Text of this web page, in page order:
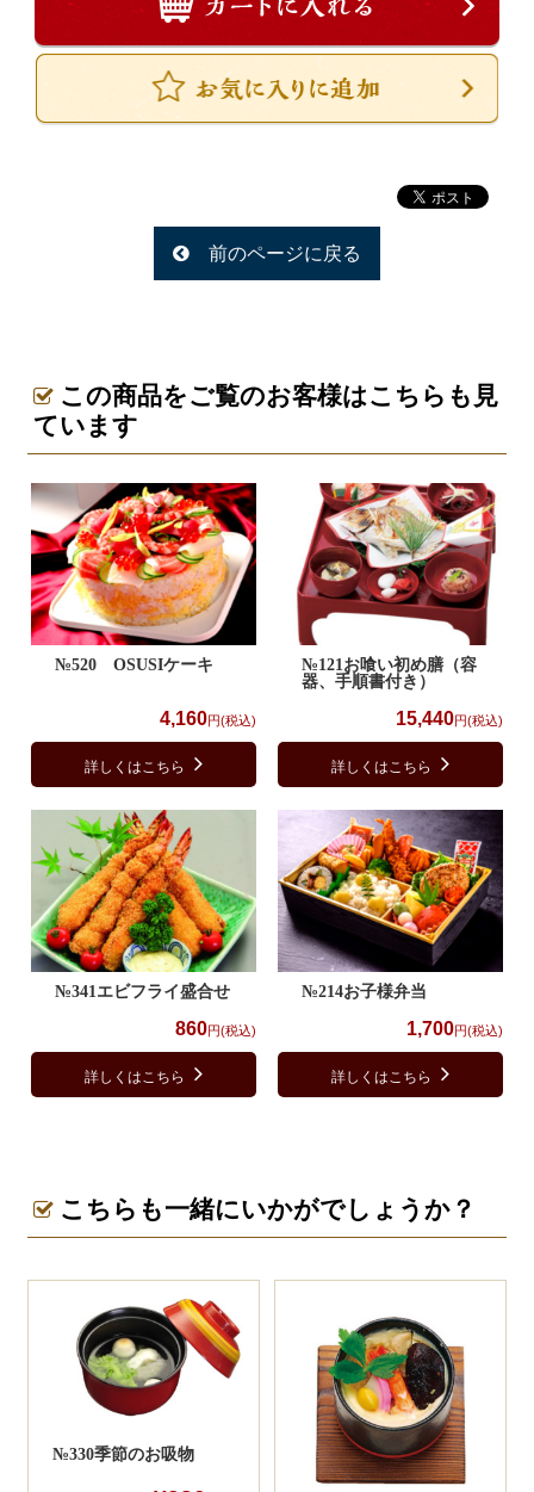
ランキング
スタッフブログ
特定商取引法に基づく表記
前のページに戻る
この商品をご覧のお客様はこちらも見
ています
№520 OSUSIケーキ
4,160円(税込)
詳しくはこちら
№121お喰い初め膳（容
器、手順書付き）
15,440円(税込)
詳しくはこちら
№341エビフライ盛合せ
860円(税込)
詳しくはこちら
№214お子様弁当
1,700円(税込)
詳しくはこちら
こちらも一緒にいかがでしょうか？
№330季節のお吸物